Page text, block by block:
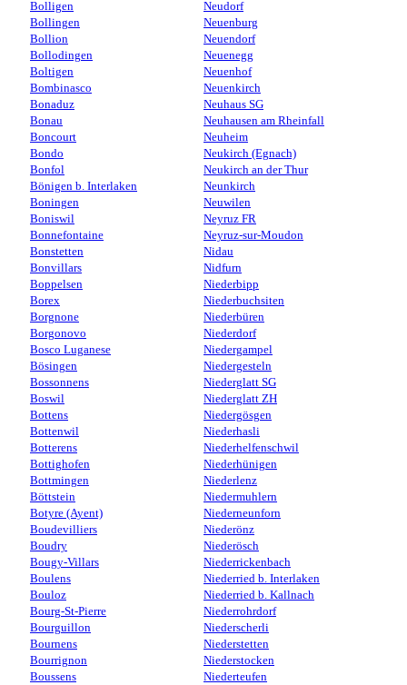
Bolligen
Bollingen
Bollion
Bollodingen
Boltigen
Bombinasco
Bonaduz
Bonau
Boncourt
Bondo
Bonfol
Bönigen b. Interlaken
Boningen
Boniswil
Bonnefontaine
Bonstetten
Bonvillars
Boppelsen
Borex
Borgnone
Borgonovo
Bosco Luganese
Bösingen
Bossonnens
Boswil
Bottens
Bottenwil
Botterens
Bottighofen
Bottmingen
Böttstein
Botyre (Ayent)
Boudevilliers
Boudry
Bougy-Villars
Boulens
Bouloz
Bourg-St-Pierre
Bourguillon
Bournens
Bourrignon
Boussens
Neudorf
Neuenburg
Neuendorf
Neuenegg
Neuenhof
Neuenkirch
Neuhaus SG
Neuhausen am Rheinfall
Neuheim
Neukirch (Egnach)
Neukirch an der Thur
Neunkirch
Neuwilen
Neyruz FR
Neyruz-sur-Moudon
Nidau
Nidfurn
Niederbipp
Niederbuchsiten
Niederbüren
Niederdorf
Niedergampel
Niedergesteln
Niederglatt SG
Niederglatt ZH
Niedergösgen
Niederhasli
Niederhelfenschwil
Niederhünigen
Niederlenz
Niedermuhlern
Niederneunforn
Niederönz
Niederösch
Niederrickenbach
Niederried b. Interlaken
Niederried b. Kallnach
Niederrohrdorf
Niederscherli
Niederstetten
Niederstocken
Niederteufen